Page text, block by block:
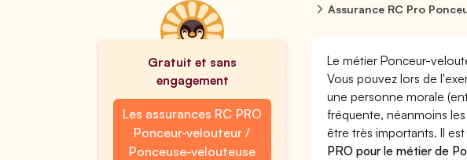
Gratuit et sans
engagement
Les assurances RC PRO
Ponceur-velouteur /
Ponceuse-velouteuse
Assurance RC Pro
Le métier Ponceur-
Vous pouvez lors de
une personne morale
fréquente, néanmoins
être très importants. Il
PRO pour le métier de